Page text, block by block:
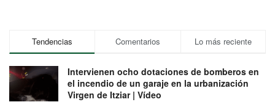
Tendencias Comentarios Lo más reciente
Intervienen ocho dotaciones de bomberos en
el incendio de un garaje en la urbanización
Virgen de Itziar | Vídeo